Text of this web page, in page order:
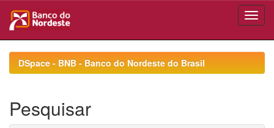
navigationDSpace - BNB - Banco do Nordeste do Brasil
Pesquisar